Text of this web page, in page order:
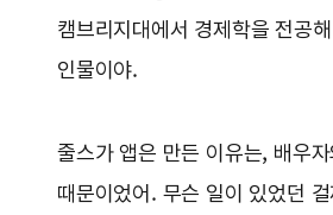
캠브리지대에서 경제학을 전공
인물이야.
줄스가 앱은 만든 이유는, 배우
때문이었어. 무슨 일이 있었던